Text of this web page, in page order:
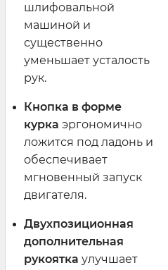
шлифовальной
машиной и
существенно
уменьшает усталость
рук.
Кнопка в форме
курка эргономично
ложится под ладонь и
обеспечивает
мгновенный запуск
двигателя.
Двухпозиционная
дополнительная
рукоятка улучшает